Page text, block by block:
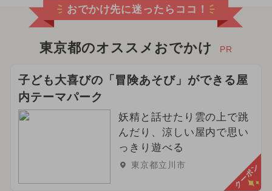
おでかけ先に迷ったらココ！
東京都のオススメおでかけ PR
子ども大喜びの「冒険あそび」ができる屋
内テーマパーク
妖精と話せたり雲の上で跳
んだり、涼しい屋内で思い
っきり遊べる
東京都立川市 クーポン